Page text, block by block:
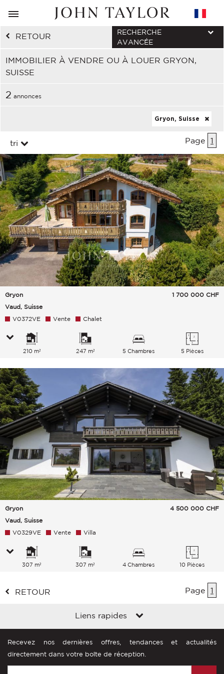
RETOUR
IMMOBILIER À VENDRE OU À LOUER GRYON,
SUISSE
RECHERCHE
AVANCÉE
2 annonces
Gryon, Suisse
tri Page 1
Gryon
Vaud, Suisse
1 700 000 CHF
V0372VE Vente Chalet
210 m² 247 m² 5 Chambres 5 Pièces
Gryon
Vaud, Suisse
4 500 000 CHF
V0329VE Vente Villa
307 m² 307 m² 4 Chambres 10 Pièces
RETOUR Page 1
Liens rapides
Recevez nos dernières offres, tendances et actualités
directement dans votre boîte de réception.